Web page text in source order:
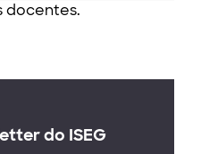
docentes.
do ISEG